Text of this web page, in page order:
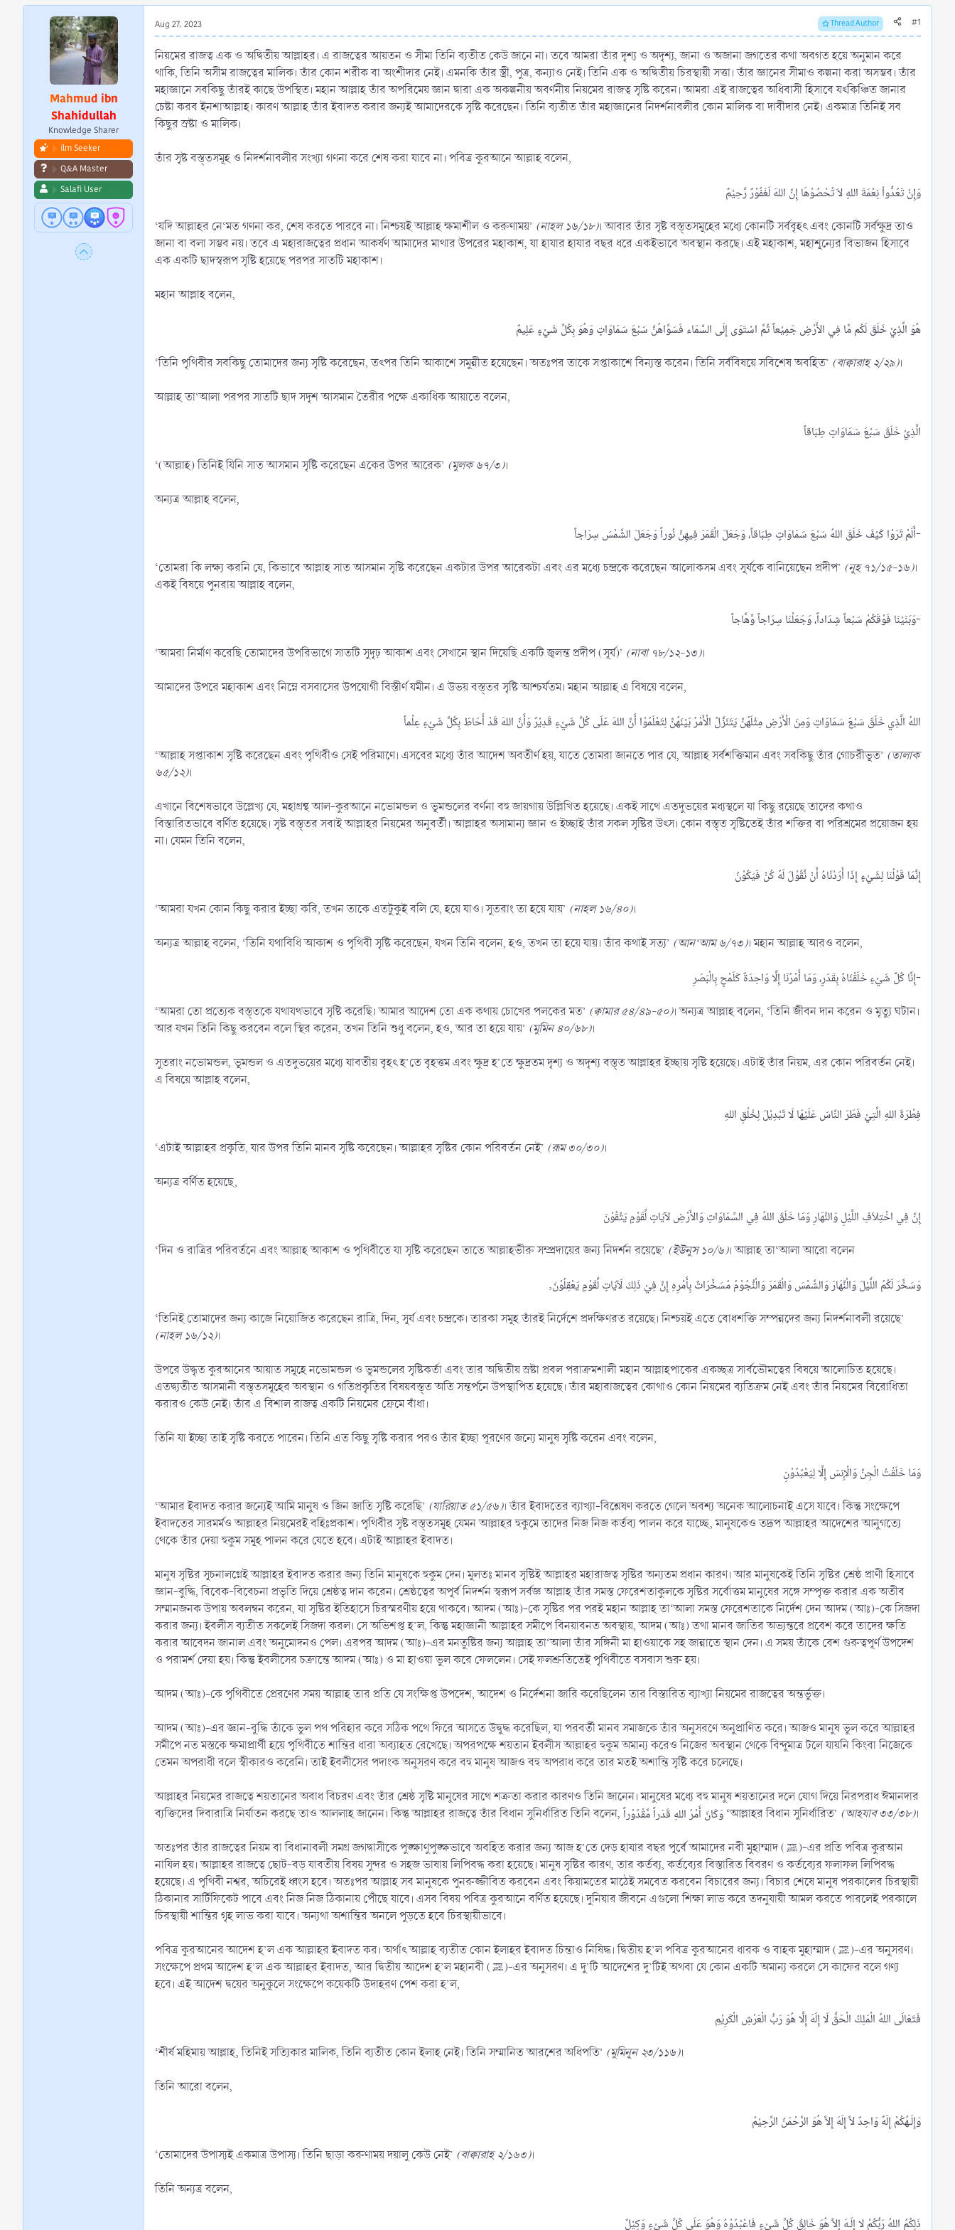
r
t
e
r
Mahmud ibn
Shahidullah
Knowledge Sharer
ilm Seeker
Q&A Master
Salafi User
Aug 27, 2023 Thread Author #1
নিয়মের রাজত্ব এক ও অদ্বিতীয় আল্লাহর। এ রাজত্বের আয়তন ও সীমা তিনি ব্যতীত কেউ জানে না। তবে আমরা তাঁর দৃশ্য ও অদৃশ্য, জানা ও অজানা জগতের কথা অবগত হয়ে অনুমান করে
থাকি, তিনি অসীম রাজত্বের মালিক। তাঁর কোন শরীক বা অংশীদার নেই। এমনকি তাঁর স্ত্রী, পুত্র, কন্যাও নেই। তিনি এক ও অদ্বিতীয় চিরস্থায়ী সত্তা। তাঁর জ্ঞানের সীমাও কল্পনা করা অসম্ভব। তাঁর
মহাজ্ঞানে সবকিছু তাঁরই কাছে উপস্থিত। মহান আল্লাহ তাঁর অপরিমেয় জ্ঞান দ্বারা এক অকল্পনীয় অবর্ণনীয় নিয়মের রাজত্ব সৃষ্টি করেন। আমরা এই রাজত্বের অধিবাসী হিসাবে যৎকিঞ্চিত জানার
চেষ্টা করব ইনশাআল্লাহ। কারণ আল্লাহ তাঁর ইবাদত করার জন্যই আমাদেরকে সৃষ্টি করেছেন। তিনি ব্যতীত তাঁর মহাজ্ঞানের নিদর্শনাবলীর কোন মালিক বা দাবীদার নেই। একমাত্র তিনিই সব
কিছুর স্রষ্টা ও মালিক।
তাঁর সৃষ্ট বস্ত্তসমূহ ও নিদর্শনাবলীর সংখ্যা গণনা করে শেষ করা যাবে না। পবিত্র কুরআনে আল্লাহ বলেন,
‘যদি আল্লাহর নে‘মত গণনা কর, শেষ করতে পারবে না। নিশ্চয়ই আল্লাহ ক্ষমাশীল ও করুণাময়’ (নাহল ১৬/১৮)। আবার তাঁর সৃষ্ট বস্ত্তসমূহের মধ্যে কোনটি সর্ববৃহৎ এবং কোনটি সর্বক্ষুদ্র তাও
জানা বা বলা সম্ভব নয়। তবে এ মহারাজত্বের প্রধান আকর্ষণ আমাদের মাথার উপরের মহাকাশ, যা হাযার হাযার বছর ধরে একইভাবে অবস্থান করছে। এই মহাকাশ, মহাশূন্যের বিভাজন হিসাবে
এক একটি ছাদস্বরূপ সৃষ্টি হয়েছে পরপর সাতটি মহাকাশ।
মহান আল্লাহ বলেন,
‘তিনি পৃথিবীর সবকিছু তোমাদের জন্য সৃষ্টি করেছেন, তৎপর তিনি আকাশে সমুন্নীত হয়েছেন। অতঃপর তাকে সপ্তাকাশে বিন্যস্ত করেন। তিনি সর্ববিষয়ে সবিশেষ অবহিত’ (বাক্বারাহ ২/২৯)।
আল্লাহ তা‘আলা পরপর সাতটি ছাদ সদৃশ আসমান তৈরীর পক্ষে একাধিক আয়াতে বলেন,
‘(আল্লাহ) তিনিই যিনি সাত আসমান সৃষ্টি করেছেন একের উপর আরেক’ (মুলক ৬৭/৩)।
অন্যত্র আল্লাহ বলেন,
أَلَمْ تَرَوْا كَيْفَ خَلَقَ اللهُ سَبْعَ سَمَاوَاتٍ طِبَاقاً، وَجَعَلَ الْقَمَرَ فِيهِنَّ نُوراً وَجَعَلَ الشَّمْسَ سِرَاجاً-​
‘তোমরা কি লক্ষ্য করনি যে, কিভাবে আল্লাহ সাত আসমান সৃষ্টি করেছেন একটার উপর আরেকটা এবং এর মধ্যে চন্দ্রকে করেছেন আলোকসম এবং সূর্যকে বানিয়েছেন প্রদীপ’ (নূহ ৭১/১৫-১৬)।
একই বিষয়ে পুনরায় আল্লাহ বলেন,
وَبَنَيْنَا فَوْقَكُمْ سَبْعاً شِدَاداً، وَجَعَلْنَا سِرَاجاً وَّهَّاجاً-​
‘আমরা নির্মাণ করেছি তোমাদের উপরিভাগে সাতটি সুদৃঢ় আকাশ এবং সেখানে স্থান দিয়েছি একটি জ্বলন্ত প্রদীপ (সূর্য)’ (নাবা ৭৮/১২-১৩)।
আমাদের উপরে মহাকাশ এবং নিম্নে বসবাসের উপযোগী বিস্তীর্ণ যমীন। এ উভয় বস্ত্তর সৃষ্টি আশ্চর্যতম। মহান আল্লাহ এ বিষয়ে বলেন,
‘আল্লাহ সপ্তাকাশ সৃষ্টি করেছেন এবং পৃথিবীও সেই পরিমাণে। এসবের মধ্যে তাঁর আদেশ অবতীর্ণ হয়, যাতে তোমরা জানতে পার যে, আল্লাহ সর্বশক্তিমান এবং সবকিছু তাঁর গোচরীভূত’ (তালাক
৬৫/১২)।
এখানে বিশেষভাবে উল্লেখ্য যে, মহাগ্রন্থ আল-কুরআনে নভোমন্ডল ও ভূমন্ডলের বর্ণনা বহু জায়গায় উল্লিখিত হয়েছে। একই সাথে এতদুভয়ের মধ্যস্থলে যা কিছু রয়েছে তাদের কথাও
বিস্তারিতভাবে বর্ণিত হয়েছে। সৃষ্ট বস্ত্তর সবাই আল্লাহর নিয়মের অনুবর্তী। আল্লাহর অসামান্য জ্ঞান ও ইচ্ছাই তাঁর সকল সৃষ্টির উৎস। কোন বস্ত্ত সৃষ্টিতেই তাঁর শক্তির বা পরিশ্রমের প্রয়োজন হয়
না। যেমন তিনি বলেন,
‘আমরা যখন কোন কিছু করার ইচ্ছা করি, তখন তাকে এতটুকুই বলি যে, হয়ে যাও। সুতরাং তা হয়ে যায়’ (নাহল ১৬/৪০)।
অন্যত্র আল্লাহ বলেন, ‘তিনি যথাবিধি আকাশ ও পৃথিবী সৃষ্টি করেছেন, যখন তিনি বলেন, হও, তখন তা হয়ে যায়। তাঁর কথাই সত্য’ (আন‘আম ৬/৭৩)। মহান আল্লাহ আরও বলেন,
إِنَّا كُلَّ شَيْءٍ خَلَقْنَاهُ بِقَدَرٍ، وَمَا أَمْرُنَا إِلَّا وَاحِدَةٌ كَلَمْحٍ بِالْبَصَرِ-​
‘আমরা তো প্রত্যেক বস্ত্তকে যথাযথভাবে সৃষ্টি করেছি। আমার আদেশ তো এক কথায় চোখের পলকের মত’ (ক্বামার ৫৪/৪৯-৫০)। অন্যত্র আল্লাহ বলেন, ‘তিনি জীবন দান করেন ও মৃত্যু ঘটান।
আর যখন তিনি কিছু করবেন বলে স্থির করেন, তখন তিনি শুধু বলেন, হও, আর তা হয়ে যায়’ (মুমিন ৪০/৬৮)।
সুতরাং নভোমন্ডল, ভূমন্ডল ও এতদুভয়ের মধ্যে যাবতীয় বৃহৎ হ’তে বৃহত্তম এবং ক্ষুদ্র হ’তে ক্ষুদ্রতম দৃশ্য ও অদৃশ্য বস্ত্ত আল্লাহর ইচ্ছায় সৃষ্টি হয়েছে। এটাই তাঁর নিয়ম, এর কোন পরিবর্তন নেই।
এ বিষয়ে আল্লাহ বলেন,
‘এটাই আল্লাহর প্রকৃতি, যার উপর তিনি মানব সৃষ্টি করেছেন। আল্লাহর সৃষ্টির কোন পরিবর্তন নেই’ (রূম ৩০/৩০)।
অন্যত্র বর্ণিত হয়েছে,
‘দিন ও রাত্রির পরিবর্তনে এবং আল্লাহ আকাশ ও পৃথিবীতে যা সৃষ্টি করেছেন তাতে আল্লাহভীরু সম্প্রদায়ের জন্য নিদর্শন রয়েছে’ (ইউনুস ১০/৬)। আল্লাহ তা‘আলা আরো বলেন
‘তিনিই তোমাদের জন্য কাজে নিয়োজিত করেছেন রাত্রি, দিন, সূর্য এবং চন্দ্রকে। তারকা সমূহ তাঁরই নির্দেশে প্রদক্ষিণরত রয়েছে। নিশ্চয়ই এতে বোধশক্তি সম্পন্নদের জন্য নিদর্শনাবলী রয়েছে’
(নাহল ১৬/১২)।
উপরে উদ্ধৃত কুরআনের আয়াত সমূহে নভোমন্ডল ও ভূমন্ডলের সৃষ্টিকর্তা এবং তার অদ্বিতীয় স্রষ্টা প্রবল পরাক্রমশালী মহান আল্লাহপাকের একচ্ছত্র সার্বভৌমত্বের বিষয়ে আলোচিত হয়েছে।
এতদ্ব্যতীত আসমানী বস্ত্তসমূহের অবস্থান ও গতিপ্রকৃতির বিষয়বস্ত্ত অতি সন্তর্পনে উপস্থাপিত হয়েছে। তাঁর মহারাজত্বের কোথাও কোন নিয়মের ব্যতিক্রম নেই এবং তাঁর নিয়মের বিরোধিতা
করারও কেউ নেই। তাঁর এ বিশাল রাজত্ব একটি নিয়মের ফ্রেমে বাঁধা।
তিনি যা ইচ্ছা তাই সৃষ্টি করতে পারেন। তিনি এত কিছু সৃষ্টি করার পরও তাঁর ইচ্ছা পূরণের জন্যে মানুষ সৃষ্টি করেন এবং বলেন,
‘আমার ইবাদত করার জন্যেই আমি মানুষ ও জিন জাতি সৃষ্টি করেছি’ (যারিয়াত ৫১/৫৬)। তাঁর ইবাদতের ব্যাখ্যা-বিশ্লেষণ করতে গেলে অবশ্য অনেক আলোচনাই এসে যাবে। কিন্তু সংক্ষেপে
ইবাদতের সারমর্মও আল্লাহর নিয়মেরই বহিঃপ্রকাশ। পৃথিবীর সৃষ্ট বস্ত্তসমূহ যেমন আল্লাহর হুকুমে তাদের নিজ নিজ কর্তব্য পালন করে যাচ্ছে, মানুষকেও তদ্রূপ আল্লাহর আদেশের আনুগত্যে
থেকে তাঁর দেয়া হুকুম সমূহ পালন করে যেতে হবে। এটাই আল্লাহর ইবাদত।
মানুষ সৃষ্টির সূচনালগ্নেই আল্লাহর ইবাদত করার জন্য তিনি মানুষকে হুকুম দেন। মূলতঃ মানব সৃষ্টিই আল্লাহর মহারাজত্ব সৃষ্টির অন্যতম প্রধান কারণ। আর মানুষকেই তিনি সৃষ্টির শ্রেষ্ঠ প্রাণী হিসাবে
জ্ঞান-বুদ্ধি, বিবেক-বিবেচনা প্রভৃতি দিয়ে শ্রেষ্ঠত্ব দান করেন। শ্রেষ্ঠত্বের অপূর্ব নিদর্শন স্বরূপ সর্বজ্ঞ আল্লাহ তাঁর সমস্ত ফেরেশতাকুলকে সৃষ্টির সর্বোত্তম মানুষের সঙ্গে সম্পৃক্ত করার এক অতীব
সম্মানজনক উপায় অবলম্বন করেন, যা সৃষ্টির ইতিহাসে চিরস্মরণীয় হয়ে থাকবে। আদম (আঃ)-কে সৃষ্টির পর পরই মহান আল্লাহ তা‘আলা সমস্ত ফেরেশতাকে নির্দেশ দেন আদম (আঃ)-কে সিজদা
করার জন্য। ইবলীস ব্যতীত সকলেই সিজদা করল। সে অভিশপ্ত হ’ল, কিন্তু মহাজ্ঞানী আল্লাহর সমীপে বিনয়াবনত অবস্থায়, আদম (আঃ) তথা মানব জাতির অভ্যন্তরে প্রবেশ করে তাদের ক্ষতি
করার আবেদন জানাল এবং অনুমোদনও পেল। এরপর আদম (আঃ)-এর মনতুষ্টির জন্য আল্লাহ তা‘আলা তাঁর সঙ্গিনী মা হাওয়াকে সহ জান্নাতে স্থান দেন। এ সময় তাঁকে বেশ গুরুত্বপূর্ণ উপদেশ
ও পরামর্শ দেয়া হয়। কিন্তু ইবলীসের চক্রান্তে আদম (আঃ) ও মা হাওয়া ভুল করে ফেললেন। সেই ফলশ্রুতিতেই পৃথিবীতে বসবাস শুরু হয়।
আদম (আঃ)-কে পৃথিবীতে প্রেরণের সময় আল্লাহ তার প্রতি যে সংক্ষিপ্ত উপদেশ, আদেশ ও নির্দেশনা জারি করেছিলেন তার বিস্তারিত ব্যাখ্যা নিয়মের রাজত্বের অন্তর্ভুক্ত।
আদম (আঃ)-এর জ্ঞান-বুদ্ধি তাঁকে ভুল পথ পরিহার করে সঠিক পথে ফিরে আসতে উদ্বুদ্ধ করেছিল, যা পরবর্তী মানব সমাজকে তাঁর অনুসরণে অনুপ্রাণিত করে। আজও মানুষ ভুল করে আল্লাহর
সমীপে নত মস্তকে ক্ষমাপ্রার্থী হয়ে পৃথিবীতে শান্তির ধারা অব্যাহত রেখেছে। অপরপক্ষে শয়তান ইবলীস আল্লাহর হুকুম অমান্য করেও নিজের অবস্থান থেকে বিন্দুমাত্র টলে যায়নি কিংবা নিজেকে
তেমন অপরাধী বলে স্বীকারও করেনি। তাই ইবলীসের পদাংক অনুসরণ করে বহু মানুষ আজও বহু অপরাধ করে তার মতই অশান্তি সৃষ্টি করে চলেছে।
আল্লাহর নিয়মের রাজত্বে শয়তানের অবাধ বিচরণ এবং তাঁর শ্রেষ্ঠ সৃষ্টি মানুষের সাথে শত্রুতা করার কারণও তিনি জানেন। মানুষের মধ্যে বহু মানুষ শয়তানের দলে যোগ দিয়ে নিরপরাধ ঈমানদার
ব্যক্তিদের দিবারাত্রি নির্যাতন করছে তাও আললাহ জানেন। কিন্তু আল্লাহর রাজত্বে তাঁর বিধান সুনির্ধারিত তিনি বলেন, وَكَانَ أَمْرُ اللهِ قَدَراً مَّقْدُوْراً ‘আল্লাহর বিধান সুনির্ধারিত’ (আহযাব ৩৩/৩৮)।
অতঃপর তাঁর রাজত্বের নিয়ম বা বিধানাবলী সমগ্র জগদ্বাসীকে পুঙ্ক্ষাণুপুঙ্ক্ষভাবে অবহিত করার জন্য আজ হ’তে দেড় হাযার বছর পূর্বে আমাদের নবী মুহাম্মাদ (ﷺ)-এর প্রতি পবিত্র কুরআন
নাযিল হয়। আল্লাহর রাজত্বে ছোট-বড় যাবতীয় বিষয় সুন্দর ও সহজ ভাষায় লিপিবদ্ধ করা হয়েছে। মানুষ সৃষ্টির কারণ, তার কর্তব্য, কর্তব্যের বিস্তারিত বিবরণ ও কর্তব্যের ফলাফল লিপিবদ্ধ
হয়েছে। এ পৃথিবী নশ্বর, অচিরেই ধ্বংস হবে। অতঃপর আল্লাহ সব মানুষকে পুনরুজ্জীবিত করবেন এবং কিয়ামতের মাঠেই সমবেত করবেন বিচারের জন্য। বিচার শেষে মানুষ পরকালের চিরস্থায়ী
ঠিকানার সার্টিফিকেট পাবে এবং নিজ নিজ ঠিকানায় পৌঁছে যাবে। এসব বিষয় পবিত্র কুরআনে বর্ণিত হয়েছে। দুনিয়ার জীবনে এগুলো শিক্ষা লাভ করে তদনুযায়ী আমল করতে পারলেই পরকালে
চিরস্থায়ী শান্তির গৃহ লাভ করা যাবে। অন্যথা অশান্তির অনলে পুড়তে হবে চিরস্থায়ীভাবে।
পবিত্র কুরআনের আদেশ হ’ল এক আল্লাহর ইবাদত কর। অর্থাৎ আল্লাহ ব্যতীত কোন ইলাহর ইবাদত চিন্তাও নিষিদ্ধ। দ্বিতীয় হ’ল পবিত্র কুরআনের ধারক ও বাহক মুহাম্মাদ (ﷺ)-এর অনুসরণ।
সংক্ষেপে প্রথম আদেশ হ’ল এক আল্লাহর ইবাদত, আর দ্বিতীয় আদেশ হ’ল মহানবী (ﷺ)-এর অনুসরণ। এ দু’টি আদেশের দু’টিই অথবা যে কোন একটি অমান্য করলে সে কাফের বলে গণ্য
হবে। এই আদেশ দ্বয়ের অনুকূলে সংক্ষেপে কয়েকটি উদাহরণ পেশ করা হ’ল,
‘শীর্ষ মহিমায় আল্লাহ, তিনিই সত্যিকার মালিক, তিনি ব্যতীত কোন ইলাহ নেই। তিনি সম্মানিত আরশের অধিপতি’ (মুমিনূন ২৩/১১৬)।
তিনি আরো বলেন,
‘তোমাদের উপাস্যই একমাত্র উপাস্য। তিনি ছাড়া করুণাময় দয়ালু কেউ নেই’ (বাক্বারাহ ২/১৬৩)।
তিনি অন্যত্র বলেন,